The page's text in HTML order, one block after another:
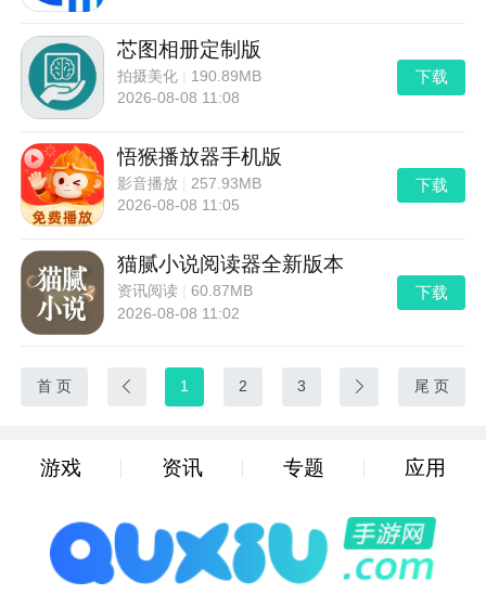
芯图相册定制版
拍摄美化
190.89MB
2026-08-08 11:08
下载
悟猴播放器手机版
影音播放 |257.93MB
2026-08-08 11:05
下载
猫腻小说阅读器全新版本
资讯阅读 |60.87MB
2026-08-08 11:02
下载
首 页  1 2 3  尾 页
游戏 资讯 专题 应用